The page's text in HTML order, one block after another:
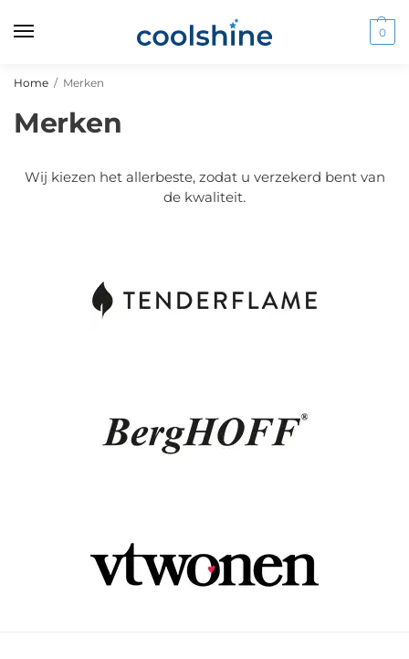
0
Home / Merken
Merken
Wij kiezen het allerbeste, zodat u verzekerd bent van
de kwaliteit.